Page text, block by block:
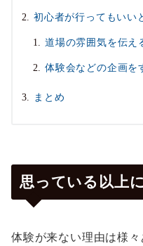
初心者が行ってもいい
道場の雰囲気を伝え
体験会などの企画を
まとめ
思っている以上
体験が来ない理由は様